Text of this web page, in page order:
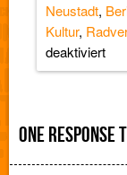
Neustadt,
Kultur,
deaktiviertfür
ONE RESPONSE